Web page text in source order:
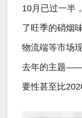
10月已过一半
了旺季的硝烟
物流端等市场
去年的主题——
要性甚至比